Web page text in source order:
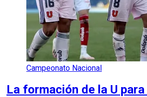
Campeonato Nacional
La formación de la U